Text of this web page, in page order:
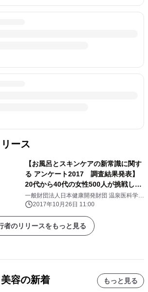
ース
【お風呂とスキンケアの新常識に関す
る アンケート2017 調査結果発表】
20代から40代の女性500人が挑戦した
お風呂博士監修 『お風呂とスキンケア
の新常識10問』 全問正解者は1％以
下！ また、20代はシャワー派が5割
で、進む“若者の湯船離れ”も明らかに
一般財団法人日本健康開発財団 温泉医科学研
究所2017年10月26日 11:00
者のリリースをもっと見る
容の新着 もっと見る